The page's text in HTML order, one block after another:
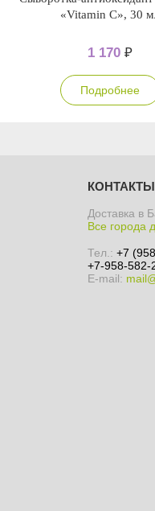
«Vitamin C», 30
1 170 ₽
Подробнее
КОНТАКТЫ
Доставка в
Все города
Тел.:+7
+7-958-582-
E-mail: